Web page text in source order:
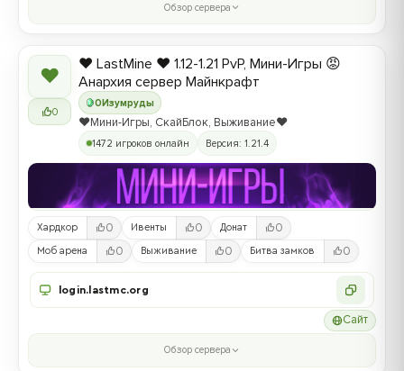
Обзор сервера
❤
0
0Изумруды
❤️ LastMine ❤️ 1.12-1.21 PvP, Мини-Игры 😡
Анархия сервер Майнкрафт
❤️Мини-Игры, СкайБлок, Выживание❤️
1472 игроков онлайн Версия: 1.21.4
Хардкор 0 Ивенты 0 Донат 0
Моб арена 0 Выживание 0 Битва замков 0
login.lastmc.org
Сайт
Обзор сервера